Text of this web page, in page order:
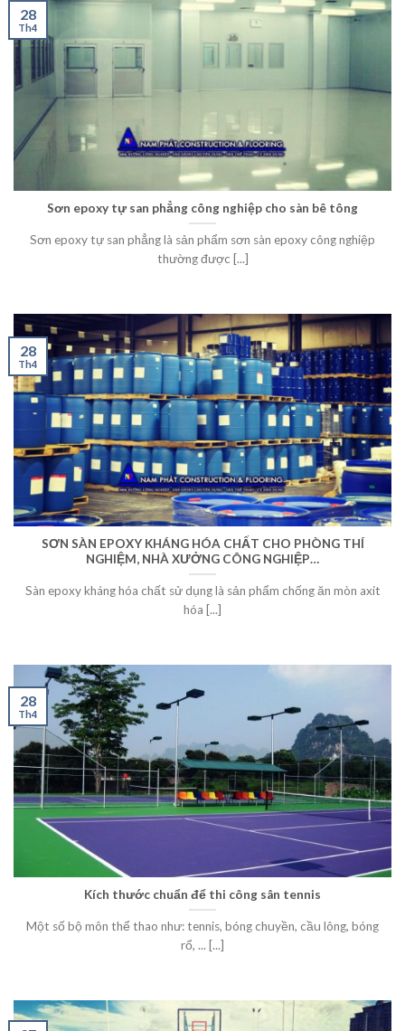
Sơn epoxy tự san phẳng công nghiệp cho sàn bê tông
Sơn epoxy tự san phẳng là sản phẩm sơn sàn epoxy công nghiệp
thường được [...]
28
Th4
SƠN SÀN EPOXY KHÁNG HÓA CHẤT CHO PHÒNG THÍ
NGHIỆM, NHÀ XƯỞNG CÔNG NGHIỆP…
Sàn epoxy kháng hóa chất sử dụng là sản phẩm chống ăn mòn axit
hóa [...]
28
Th4
Kích thước chuẩn để thi công sân tennis
Một số bộ môn thể thao như: tennis, bóng chuyền, cầu lông, bóng
rổ, ... [...]
28
Th4